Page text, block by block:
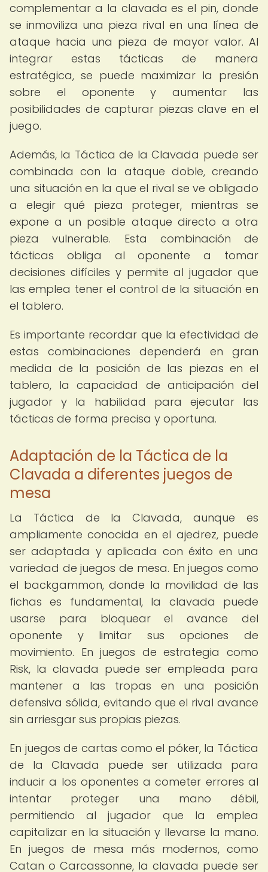
complementar a la clavada es el pin, donde
se inmoviliza una pieza rival en una línea de
ataque hacia una pieza de mayor valor. Al
integrar estas tácticas de manera
estratégica, se puede maximizar la presión
sobre el oponente y aumentar las
posibilidades de capturar piezas clave en el
juego.
Además, la Táctica de la Clavada puede ser
combinada con la ataque doble, creando
una situación en la que el rival se ve obligado
a elegir qué pieza proteger, mientras se
expone a un posible ataque directo a otra
pieza vulnerable. Esta combinación de
tácticas obliga al oponente a tomar
decisiones difíciles y permite al jugador que
las emplea tener el control de la situación en
el tablero.
Es importante recordar que la efectividad de
estas combinaciones dependerá en gran
medida de la posición de las piezas en el
tablero, la capacidad de anticipación del
jugador y la habilidad para ejecutar las
tácticas de forma precisa y oportuna.
Adaptación de la Táctica de la
Clavada a diferentes juegos de
mesa
La Táctica de la Clavada, aunque es
ampliamente conocida en el ajedrez, puede
ser adaptada y aplicada con éxito en una
variedad de juegos de mesa. En juegos como
el backgammon, donde la movilidad de las
fichas es fundamental, la clavada puede
usarse para bloquear el avance del
oponente y limitar sus opciones de
movimiento. En juegos de estrategia como
Risk, la clavada puede ser empleada para
mantener a las tropas en una posición
defensiva sólida, evitando que el rival avance
sin arriesgar sus propias piezas.
En juegos de cartas como el póker, la Táctica
de la Clavada puede ser utilizada para
inducir a los oponentes a cometer errores al
intentar proteger una mano débil,
permitiendo al jugador que la emplea
capitalizar en la situación y llevarse la mano.
En juegos de mesa más modernos, como
Catan o Carcassonne, la clavada puede ser